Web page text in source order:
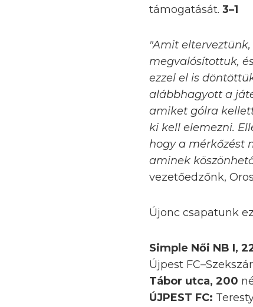
támogatását.3–1
"Amit
megvalósítottuk,
ezzel el is
alábbhagyott a
amiket gólra
ki kell elemezni.
hogy a mérkőzést
aminek
vezetőedzőnk,
Újonc csapatunk
Simple Női NB I,
Újpest
Tábor utca, 200
ÚJPEST FC: